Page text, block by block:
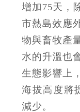
增加75天，
市熱島效應
物與畜牧產
水的升溫也
生態影響上
海拔高度將
減少。